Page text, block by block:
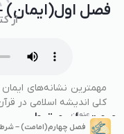
فصل اول(ایمان)
از
مهمترین نشانه‌های
کلی اندیشه اسلامی در
صوت‌های مرتبط
عنوان
فصل چهارم(امامت) –